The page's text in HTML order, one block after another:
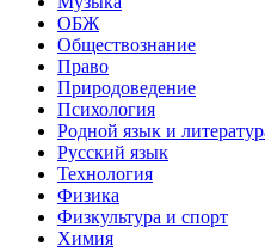
ОБЖ
Обществознание
Право
Природоведение
Психология
Родной язык и
Русский язык
Технология
Физика
Физкультура и спорт
Химия